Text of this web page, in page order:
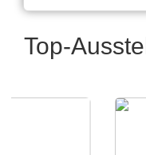
Top-